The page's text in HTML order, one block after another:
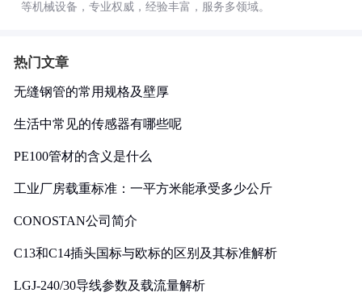
等机械设备，专业权威，经验丰富，服务多领域。
热门文章
无缝钢管的常用规格及壁厚
生活中常见的传感器有哪些呢
PE100管材的含义是什么
工业厂房载重标准：一平方米能承受多少公斤
CONOSTAN公司简介
C13和C14插头国标与欧标的区别及其标准解析
LGJ-240/30导线参数及载流量解析